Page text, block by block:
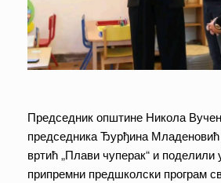
Председник општине Никола
председника Ђурђина
вртић „Плави чуперак“ и поделили
припремни предшколски програм